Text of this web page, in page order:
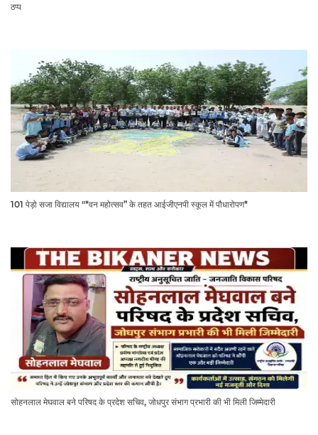
ठप्प
101 पेड़ो सजा विद्यालय "*वन महोत्सव” के तहत आईजीएनपी स्कूल में पौधारोपण*
सोहनलाल मेघवाल बने परिषद के प्रदेश सचिव, जोधपुर संभाग प्रभारी की भी मिली जिम्मेदारी